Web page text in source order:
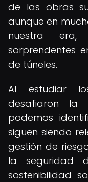
de las obras
aunque en
nuestra era,
sorprendentes
de túneles.
Al estudiar
desafiaron la
podemos
siguen siendo
gestión de
la seguridad
sostenibilidad